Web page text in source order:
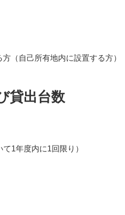
（自己所有地内に設置する方）
貸出台数
1年度内に1回限り）